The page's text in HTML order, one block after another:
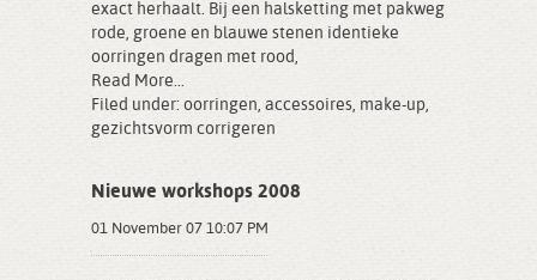
exact herhaalt. Bij een halsketting met pakweg
rode, groene en blauwe stenen identieke
oorringen dragen met rood,
Read More...
Filed under: oorringen, accessoires, make-up,
gezichtsvorm corrigeren
Nieuwe workshops 2008
01 November 07 10:07 PM